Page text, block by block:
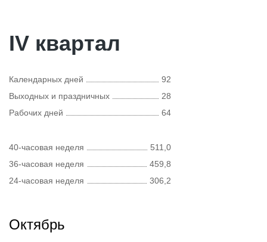
IV квартал
Календарных дней
92
Выходных и праздничных
28
Рабочих дней
64
40-часовая неделя
511,0
36-часовая неделя
459,8
24-часовая неделя
306,2
Октябрь